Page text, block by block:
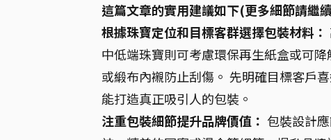
這篇文章的實用建議如下(更多細節請繼
根據珠寶定位和目標客群選擇包裝材料：
中低端珠寶則可考慮環保再生紙盒或可
或緞布內襯防止刮傷。 先明確目標客戶
能打造真正吸引人的包裝。
注重包裝細節提升品牌價值： 包裝設計